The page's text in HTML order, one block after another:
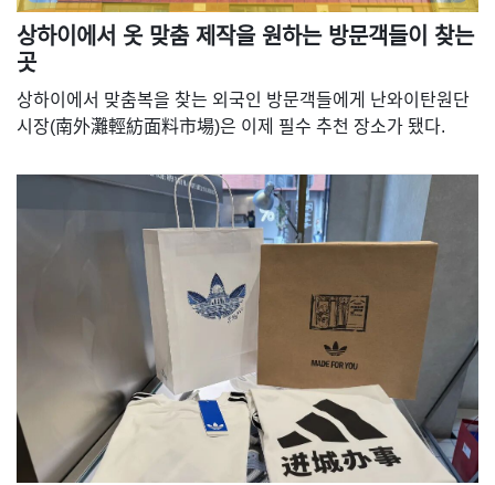
상하이에서 옷 맞춤 제작을 원하는 방문객들이 찾는
곳
상하이에서 맞춤복을 찾는 외국인 방문객들에게 난와이탄원단
시장(南外灘輕紡面料市場)은 이제 필수 추천 장소가 됐다.